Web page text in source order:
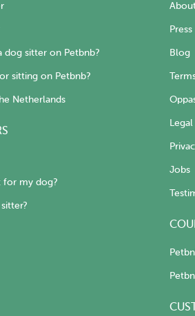
dog sitter on Petbnb?
sitting on Petbnb?
Netherlands
for my dog?
Press
Blog
Jobs